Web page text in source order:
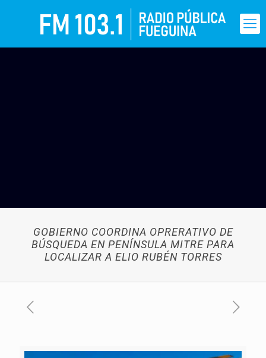
GOBIERNO COORDINA OPRERATIVO DE
BÚSQUEDA EN PENÍNSULA MITRE PARA
LOCALIZAR A ELIO RUBÉN TORRES